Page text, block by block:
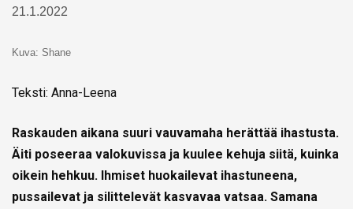
21.1.2022
Kuva: Shane
Teksti: Anna-Leena
Raskauden aikana suuri vauvamaha herättää ihastusta.
Äiti poseeraa valokuvissa ja kuulee kehuja siitä, kuinka
oikein hehkuu. Ihmiset huokailevat ihastuneena,
pussailevat ja silittelevät kasvavaa vatsaa. Samana